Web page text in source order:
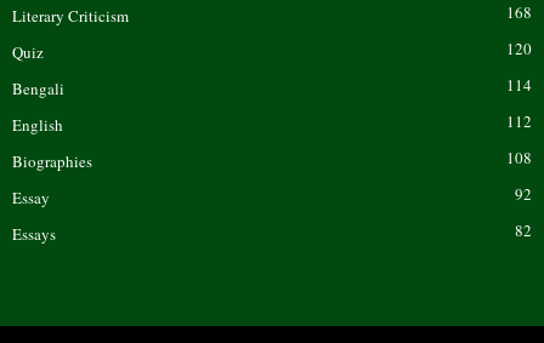
Literary Criticism
168
Quiz
120
Bengali
114
English
112
Biographies
108
Essay
92
Essays
82